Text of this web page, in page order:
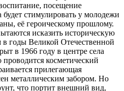
посещение
будет стимулировать у молодежи
её героическому прошлому.
исказить историческую
годы Великой Отечественной
в 1966 году в центре села
косметический
прилегающая
металлическим забором. Но
что портит внешний вид,